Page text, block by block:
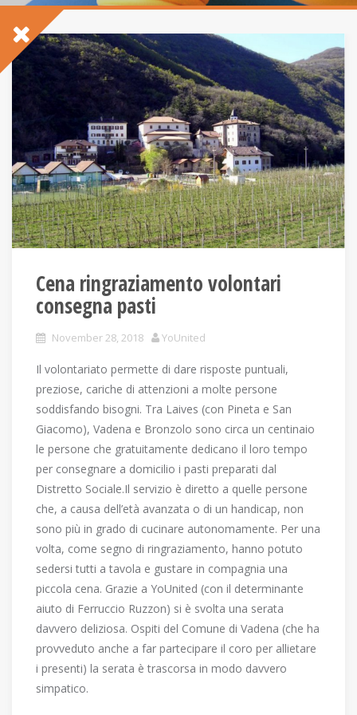
Cena ringraziamento volontari
consegna pasti
November 28, 2018 YoUnited
Il volontariato permette di dare risposte puntuali,
preziose, cariche di attenzioni a molte persone
soddisfando bisogni. Tra Laives (con Pineta e San
Giacomo), Vadena e Bronzolo sono circa un centinaio
le persone che gratuitamente dedicano il loro tempo
per consegnare a domicilio i pasti preparati dal
Distretto Sociale.Il servizio è diretto a quelle persone
che, a causa dell’età avanzata o di un handicap, non
sono più in grado di cucinare autonomamente. Per una
volta, come segno di ringraziamento, hanno potuto
sedersi tutti a tavola e gustare in compagnia una
piccola cena. Grazie a YoUnited (con il determinante
aiuto di Ferruccio Ruzzon) si è svolta una serata
davvero deliziosa. Ospiti del Comune di Vadena (che ha
provveduto anche a far partecipare il coro per allietare
i presenti) la serata è trascorsa in modo davvero
simpatico.